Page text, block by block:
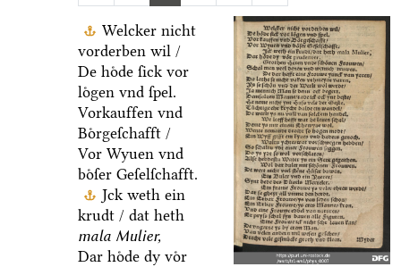
Welcker nicht
vorderben wil /
De hoͤde ſick vor
loͤgen vnd ſpel.
Vorkauffen vnd
Boͤrgeſchafft /
Vor Wyuen vnd
boͤſer Geſelſchafft.
Jck weth ein
krudt / dat heth
mala Mulier,
Dar hoͤde dy voͤr